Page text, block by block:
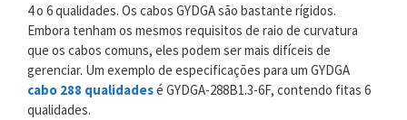
4 o 6 qualidades. Os cabos GYDGA são bastante rígidos.
Embora tenham os mesmos requisitos de raio de curvatura
que os cabos comuns, eles podem ser mais difíceis de
gerenciar. Um exemplo de especificações para um GYDGA
cabo 288 qualidadesé GYDGA-288B1.3-6F, contendo fitas 6
qualidades.